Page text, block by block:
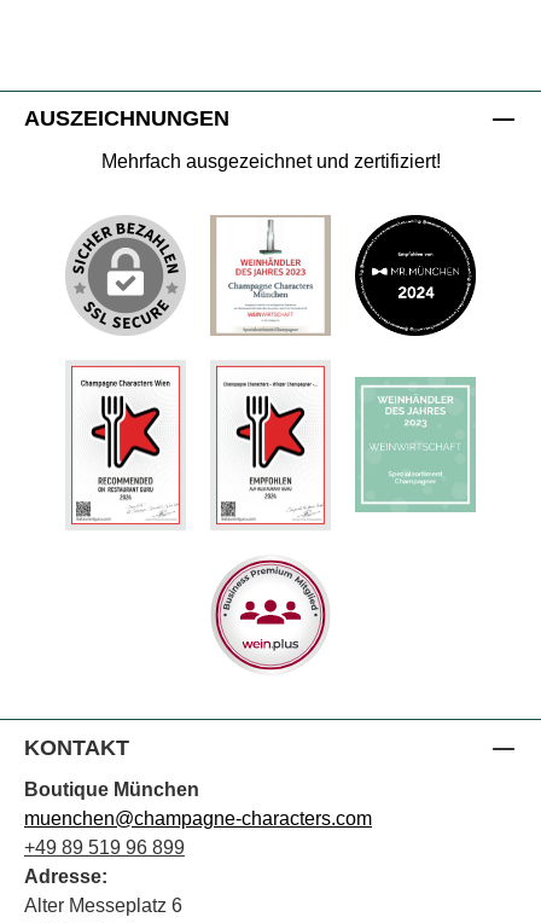
AUSZEICHNUNGEN
Mehrfach ausgezeichnet und zertifiziert!
KONTAKT
Boutique München
muenchen@champagne-characters.com
+49 89 519 96 899
Adresse:
Alter Messeplatz 6